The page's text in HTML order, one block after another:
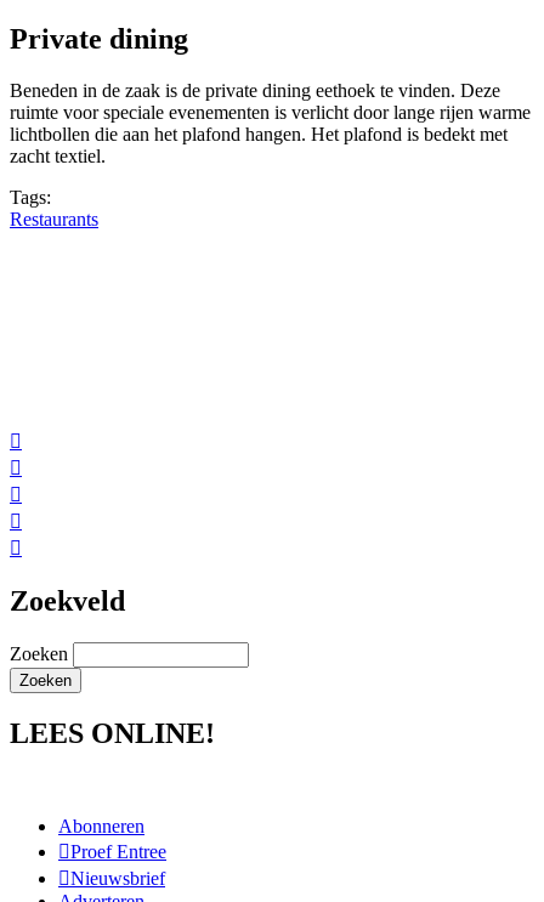
Private dining
Beneden in de zaak is de private dining eethoek te vinden. Deze
ruimte voor speciale evenementen is verlicht door lange rijen warme
lichtbollen die aan het plafond hangen. Het plafond is bedekt met
zacht textiel.
Tags:
Restaurants





Zoekveld
Zoeken
LEES ONLINE!
Abonneren
Proef Entree
Nieuwsbrief